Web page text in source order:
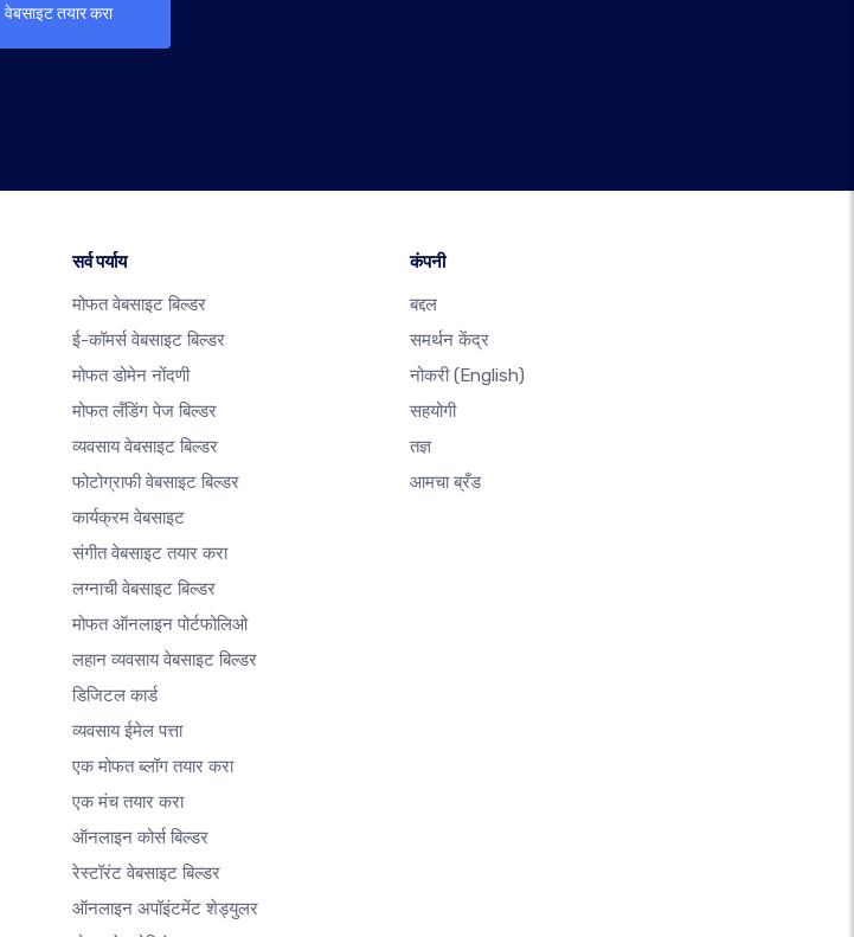
वेबसाइट तयार करा
सर्व पर्याय
मोफत वेबसाइट बिल्डर
ई-कॉमर्स वेबसाइट बिल्डर
मोफत डोमेन नोंदणी
मोफत लँडिंग पेज बिल्डर
व्यवसाय वेबसाइट बिल्डर
फोटोग्राफी वेबसाइट बिल्डर
कार्यक्रम वेबसाइट
संगीत वेबसाइट तयार करा
लग्नाची वेबसाइट बिल्डर
मोफत ऑनलाइन पोर्टफोलिओ
लहान व्यवसाय वेबसाइट बिल्डर
डिजिटल कार्ड
व्यवसाय ईमेल पत्ता
एक मोफत ब्लॉग तयार करा
एक मंच तयार करा
ऑनलाइन कोर्स बिल्डर
रेस्टॉरंट वेबसाइट बिल्डर
ऑनलाइन अपॉइंटमेंट शेड्युलर
कंपनी
बद्दल
समर्थन केंद्र
नोकरी(English)
सहयोगी
तज्ञ
आमचा ब्रँड